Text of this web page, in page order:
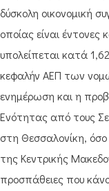
δύσκολη οικονομική
οποίας είναι
υπολείπεται κατά
κεφαλήν ΑΕΠ των
ενημέρωση και η
Ενότητας από τους
στη Θεσσαλονίκη, όσο
της Κεντρικής
προσπάθειες που